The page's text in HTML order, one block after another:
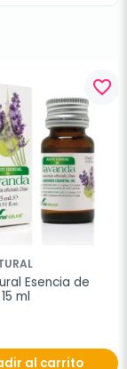
favorite_border
Esencia de
ml
al carrito